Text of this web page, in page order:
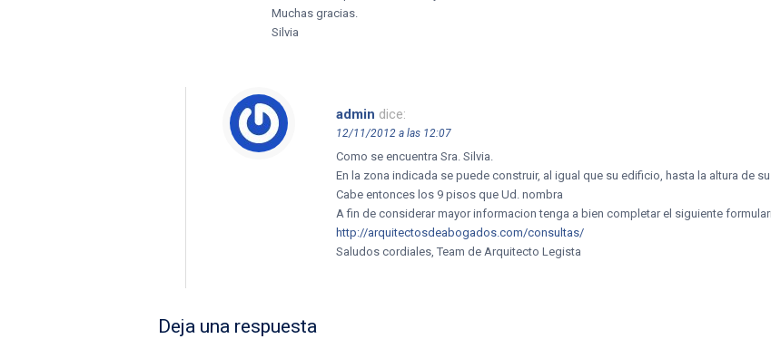
Muchas gracias.
Silvia
admin dice:
12/11/2012 a las 12:07
Como se encuentra Sra. Silvia.
En la zona indicada se puede construir, al igual que su edificio, hasta la altura de
Cabe entonces los 9 pisos que Ud. nombra
A fin de considerar mayor informacion tenga a bien completar el siguiente
http://arquitectosdeabogados.com/consultas/
Saludos cordiales, Team de Arquitecto Legista
Deja una respuesta